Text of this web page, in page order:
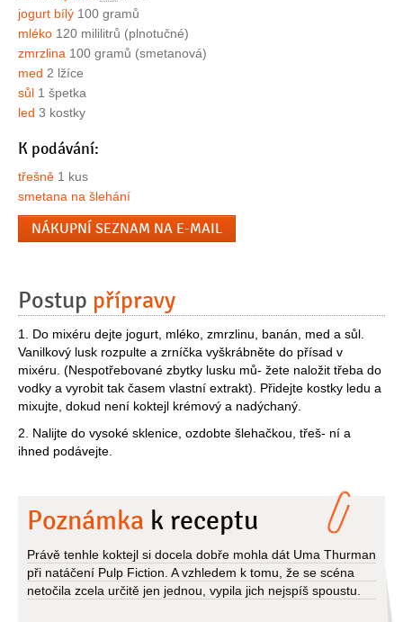
jogurt bílý 100 gramů
mléko 120 mililitrů (plnotučné)
zmrzlina 100 gramů (smetanová)
med 2 lžíce
sůl 1 špetka
led 3 kostky
K podávání:
třešně 1 kus
smetana na šlehání
NÁKUPNÍ SEZNAM NA E-MAIL
Postup přípravy
1. Do mixéru dejte jogurt, mléko, zmrzlinu, banán, med a sůl.
Vanilkový lusk rozpulte a zrníčka vyškrábněte do přísad v
mixéru. (Nespotřebované zbytky lusku mů- žete naložit třeba do
vodky a vyrobit tak časem vlastní extrakt). Přidejte kostky ledu a
mixujte, dokud není koktejl krémový a nadýchaný.
2. Nalijte do vysoké sklenice, ozdobte šlehačkou, třeš- ní a
ihned podávejte.
Poznámka k receptu
Právě tenhle koktejl si docela dobře mohla dát Uma Thurman
při natáčení Pulp Fiction. A vzhledem k tomu, že se scéna
netočila zcela určitě jen jednou, vypila jich nejspíš spoustu.